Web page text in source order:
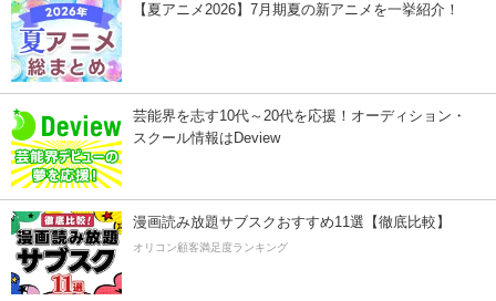
【夏アニメ2026】7月期夏の新アニメを一挙紹介！
芸能界を志す10代～20代を応援！オーディション・
スクール情報はDeview
漫画読み放題サブスクおすすめ11選【徹底比較】
オリコン顧客満足度ランキング